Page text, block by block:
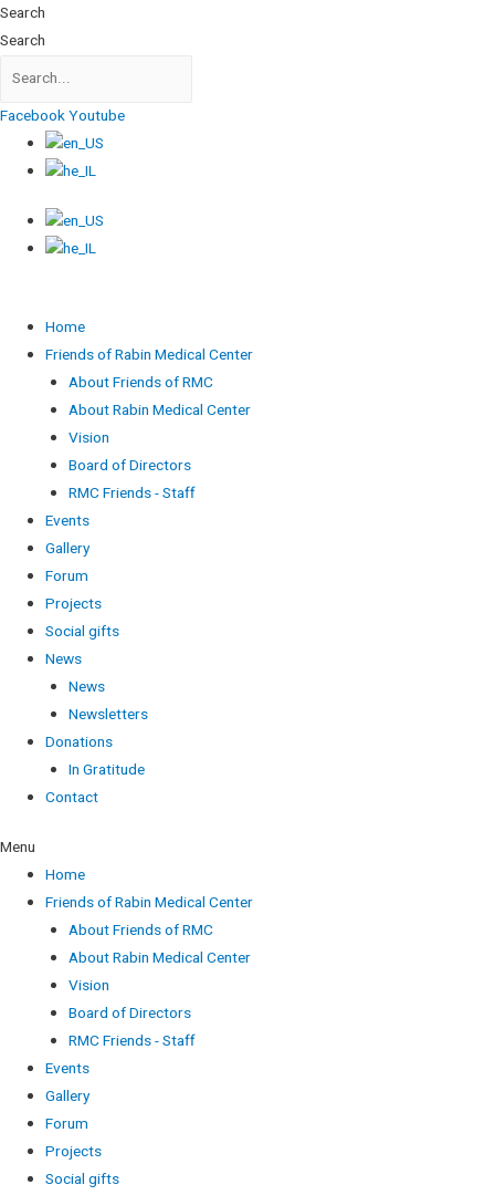
Search
Search
FacebookYoutube
Home
Friends of Rabin Medical Center
About Friends of RMC
About Rabin Medical Center
Vision
Board of Directors
RMC Friends - Staff
Events
Gallery
Forum
Projects
Social gifts
News
News
Newsletters
Donations
In Gratitude
Contact
Menu
Home
Friends of Rabin Medical Center
About Friends of RMC
About Rabin Medical Center
Vision
Board of Directors
RMC Friends - Staff
Events
Gallery
Forum
Projects
Social gifts